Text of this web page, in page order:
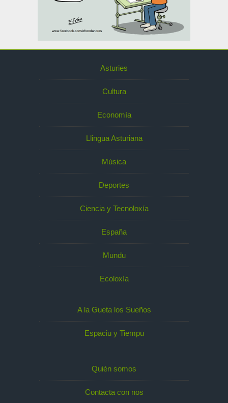
Asturies
Cultura
Economía
Llingua Asturiana
Música
Deportes
Ciencia y Tecnoloxía
España
Mundu
Ecoloxía
A la Gueta los Sueños
Espaciu y Tiempu
Quién somos
Contacta con nos